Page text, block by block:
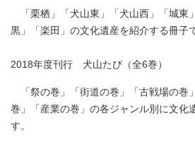
「栗栖」「犬山東」「犬山西」「城東
黒」「楽田」の文化遺産を紹介する冊子
2018年度刊行 犬山たび（全6巻）
「祭の巻」「街道の巻」「古戦場の巻
巻」「産業の巻」の各ジャンル別に文化
す。